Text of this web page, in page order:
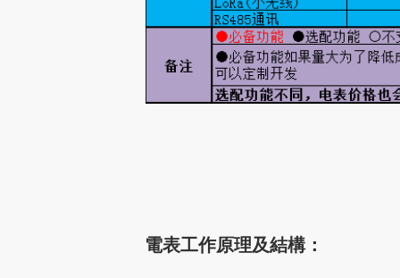
電表工作原理及結構：